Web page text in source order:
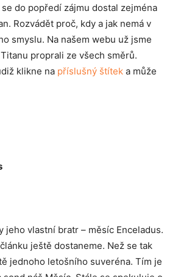
do popředí zájmu dostal zejména
Rozvádět proč, kdy a jak nemá v
smyslu. Na našem webu už jsme
proprali ze všech směrů.
klikne na příslušný štítek a může
jeho vlastní bratr – měsíc Enceladus.
ještě dostaneme. Než se tak
jednoho letošního suveréna. Tím je